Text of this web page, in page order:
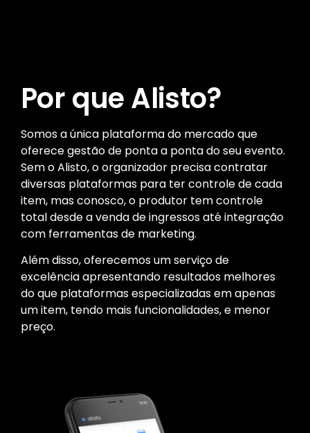
Por que Alisto?
Somos a única plataforma do mercado que
oferece gestão de ponta a ponta do seu evento.
Sem o Alisto, o organizador precisa contratar
diversas plataformas para ter controle de cada
item, mas conosco, o produtor tem controle
total desde a venda de ingressos até integração
com ferramentas de marketing.
Além disso, oferecemos um serviço de
excelência apresentando resultados melhores
do que plataformas especializadas em apenas
um item, tendo mais funcionalidades, e menor
preço.